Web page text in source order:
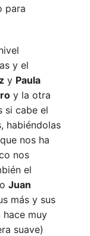
para
y el
y Paula
y la otra
si cabe el
habiéndolas
nos ha
nos
el
Juan
más y sus
hace muy
suave)